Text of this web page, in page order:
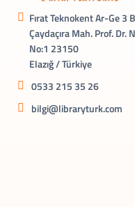
Fırat Teknokent Ar-Ge 3
Çaydaçıra Mah. Prof. Dr.
No:1 23150
Elazığ / Türkiye
0533 215 35 26
bilgi@libraryturk.com